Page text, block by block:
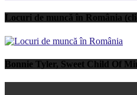
Locuri de muncă în România
Bonnie Tyler, Sweet Child Of